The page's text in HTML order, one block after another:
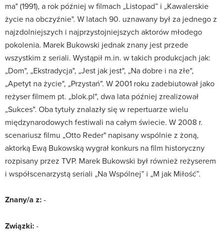
ma" (1991), a rok później w filmach „Listopad” i „Kawalerskie
życie na obczyźnie". W latach 90. uznawany był za jednego z
najzdolniejszych i najprzystojniejszych aktorów młodego
pokolenia. Marek Bukowski jednak znany jest przede
wszystkim z seriali. Wystąpił m.in. w takich produkcjach jak:
„Dom", „Ekstradycja", „Jest jak jest", „Na dobre i na złe",
„Apetyt na życie", „Przystań". W 2001 roku zadebiutował jako
reżyser filmem pt. „blok.pl", dwa lata później zrealizował
„Sukces". Oba tytuły znalazły się w repertuarze wielu
międzynarodowych festiwali na całym świecie. W 2008 r.
scenariusz filmu „Otto Reder" napisany wspólnie z żoną,
aktorką Ewą Bukowską wygrał konkurs na film historyczny
rozpisany przez TVP. Marek Bukowski był również reżyserem
i współscenarzystą seriali „Na Wspólnej” i „M jak Miłość”.
Znany/a z:-
Związki:-